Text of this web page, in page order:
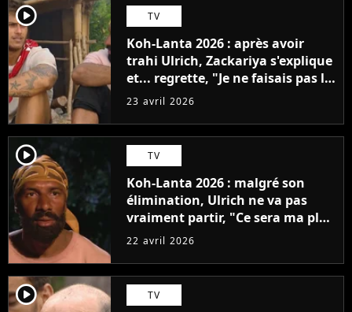
player2 TV
Koh-Lanta 2026 : après avoir
trahi Ulrich, Zackariya s'explique
et... regrette, "Je ne faisais pas le
malin"
23 avril 2026
player2 TV
Koh-Lanta 2026 : malgré son
élimination, Ulrich ne va pas
vraiment partir, "Ce sera ma plus
grande fierté"
22 avril 2026
player2 TV